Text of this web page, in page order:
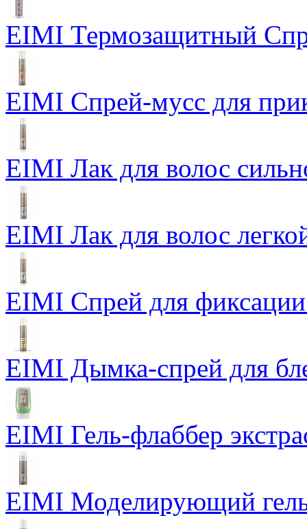
EIMI Термозащитный
EIMI Спрей-мусс для
EIMI Лак для волос
EIMI Лак для волос
EIMI Спрей для
EIMI Дымка-спрей для
EIMI Гель-флаббер
EIMI Моделирующий